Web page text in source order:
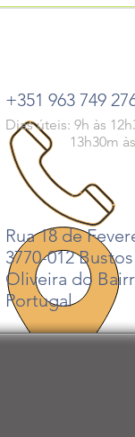
+351 963 749
Dias úteis: 9h às
13h30m às
Rua 18 de
3770-012 Bustos
Oliveira do
Portugal